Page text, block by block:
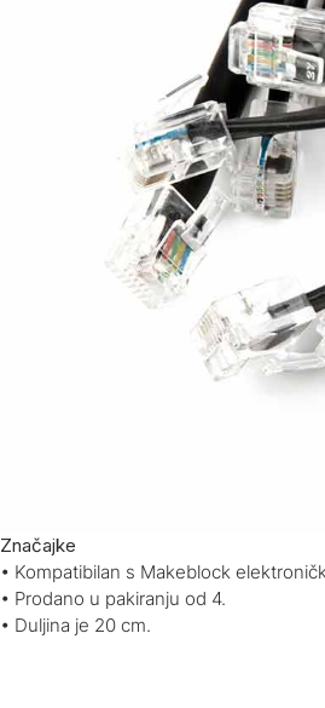
Značajke
• Kompatibilan s Makeblock
• Prodano u pakiranju od 4.
• Duljina je 20 cm.